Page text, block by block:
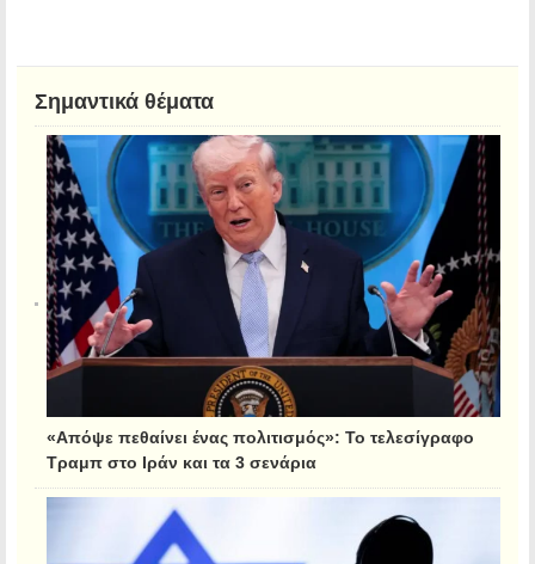
Σημαντικά θέματα
«Απόψε πεθαίνει ένας πολιτισμός»: Το τελεσίγραφο
Τραμπ στο Ιράν και τα 3 σενάρια